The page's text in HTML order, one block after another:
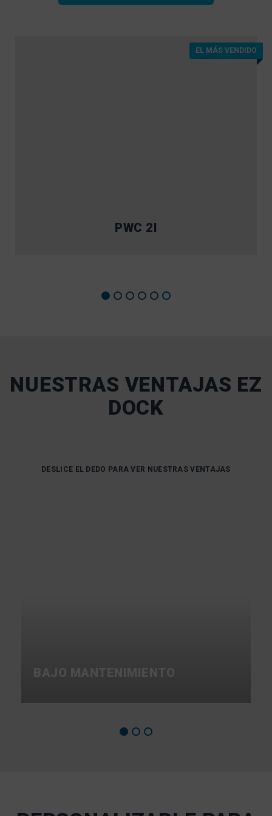
EL MÁS VENDIDO
PWC 2I
NUESTRAS VENTAJAS EZ
DOCK
DESLICE EL DEDO PARA VER NUESTRAS VENTAJAS